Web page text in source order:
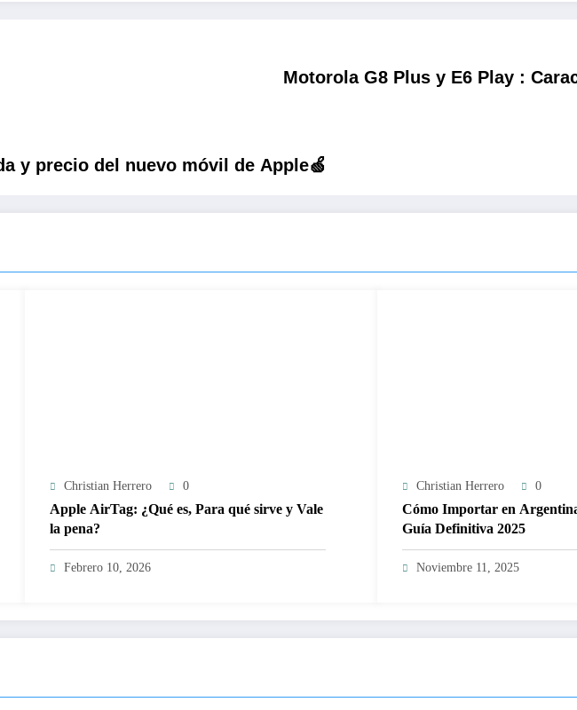
Motorola G8 Plus y E6 Play :
y precio del nuevo móvil de Apple🍏
Christian Herrero 0
Apple AirTag: ¿Qué es, Para qué sirve y Vale
la pena?
Febrero 10, 2026
Christian Herrero 0
Cómo Importar en
Guía Definitiva 2025
Noviembre 11, 2025